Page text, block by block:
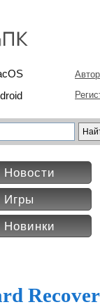
Новости
Игры
Новинки